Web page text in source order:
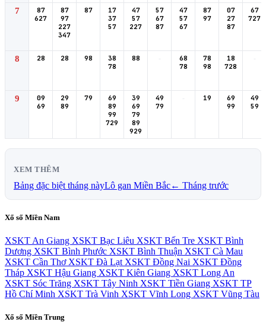
7
87
627
87
97
227
347
87
17
37
57
47
57
227
57
67
87
47
57
67
87
97
07
27
87
67
727
8 28 28 98
38
78
88 -
68
78
78
98
18
728
-
9
09
69
29
89
79
69
89
99
729
39
69
79
89
929
49
79
- 19
69
99
49
59
XEM THÊM
Bảng đặc biệt tháng nàyLô gan Miền Bắc← Tháng trước
Xổ số Miền Nam
XSKT An Giang XSKT Bạc Liêu XSKT Bến Tre XSKT Bình
Dương XSKT Bình Phước XSKT Bình Thuận XSKT Cà Mau
XSKT Cần Thơ XSKT Đà Lạt XSKT Đồng Nai XSKT Đồng
Tháp XSKT Hậu Giang XSKT Kiên Giang XSKT Long An
XSKT Sóc Trăng XSKT Tây Ninh XSKT Tiền Giang XSKT TP
Hồ Chí Minh XSKT Trà Vinh XSKT Vĩnh Long XSKT Vũng Tàu
Xổ số Miền Trung